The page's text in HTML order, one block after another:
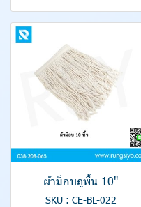
ผ้าม็อบถูพื้น 10"
SKU : CE-BL-022